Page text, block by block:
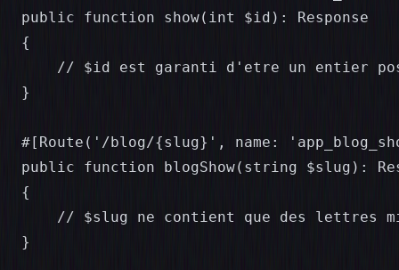
public function show(int $id): Response
{
// $id est garanti d'etre un entier
}
#[Route('/blog/{slug}', name:
public function blogShow(string $slug):
{
// $slug ne contient que des lettres
}